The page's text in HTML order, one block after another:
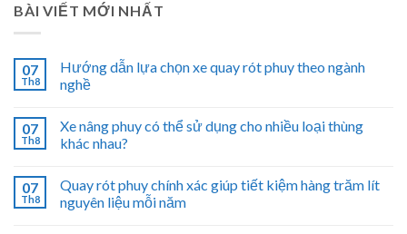
BÀI VIẾT MỚI NHẤT
07
Th8
Hướng dẫn lựa chọn xe quay rót phuy theo ngành
nghề
07
Th8
Xe nâng phuy có thể sử dụng cho nhiều loại thùng
khác nhau?
07
Th8
Quay rót phuy chính xác giúp tiết kiệm hàng trăm lít
nguyên liệu mỗi năm